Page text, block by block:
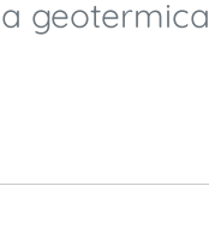
geotermica